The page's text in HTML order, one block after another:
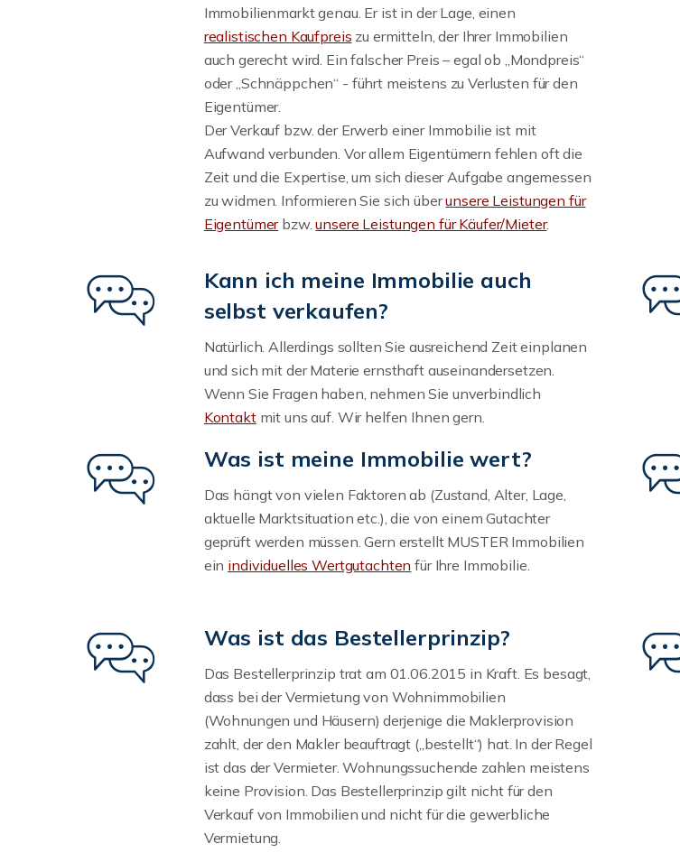
Immobilienmarkt genau. Er ist in der Lage, einen
realistischen Kaufpreis zu ermitteln, der Ihrer Immobilien
auch gerecht wird. Ein falscher Preis – egal ob „Mondpreis“
oder „Schnäppchen“ - führt meistens zu Verlusten für den
Eigentümer.
Der Verkauf bzw. der Erwerb einer Immobilie ist mit
Aufwand verbunden. Vor allem Eigentümern fehlen oft die
Zeit und die Expertise, um sich dieser Aufgabe angemessen
zu widmen. Informieren Sie sich überunsere Leistungen für
Eigentümerbzw.unsere Leistungen für Käufer/Mieter.
Kann ich meine Immobilie auch
selbst verkaufen?
Natürlich. Allerdings sollten Sie ausreichend Zeit einplanen
und sich mit der Materie ernsthaft auseinandersetzen.
Wenn Sie Fragen haben, nehmen Sie unverbindlich
Kontaktmit uns auf. Wir helfen Ihnen gern.
Was ist meine Immobilie wert?
Das hängt von vielen Faktoren ab (Zustand, Alter, Lage,
aktuelle Marktsituation etc.), die von einem Gutachter
geprüft werden müssen. Gern erstellt MUSTER Immobilien
ein individuelles Wertgutachten für Ihre Immobilie.
Was ist das Bestellerprinzip?
Das Bestellerprinzip trat am 01.06.2015 in Kraft. Es besagt,
dass bei der Vermietung von Wohnimmobilien
(Wohnungen und Häusern) derjenige die Maklerprovision
zahlt, der den Makler beauftragt („bestellt“) hat. In der Regel
ist das der Vermieter. Wohnungssuchende zahlen meistens
keine Provision. Das Bestellerprinzip gilt nicht für den
Verkauf von Immobilien und nicht für die gewerbliche
Vermietung.